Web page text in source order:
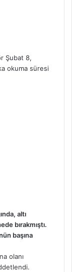
e
m
Şubat 8,
okuma süresi
altı
bırakmıştı.
başına
olanı